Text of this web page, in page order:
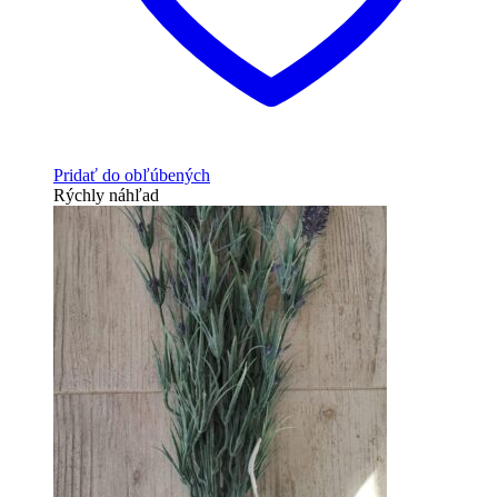
Pridať do obľúbených
Rýchly náhľad